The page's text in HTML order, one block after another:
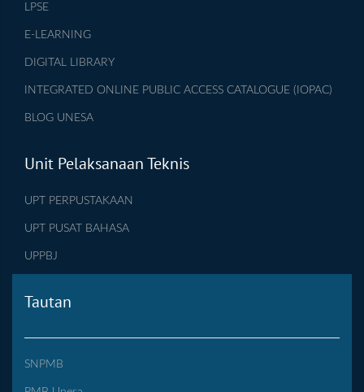
LPSE
E-LEARNING
DIGITAL LIBRARY
INTEGRATED ONLINE PUBLIC ACCESS CATALOGUE (IOPAC)
BLOG UNESA
Unit Pelaksanaan Teknis
UPT PERPUSTAKAAN
UPT PUSAT BAHASA
UPPBJ
Tautan
SNPMB